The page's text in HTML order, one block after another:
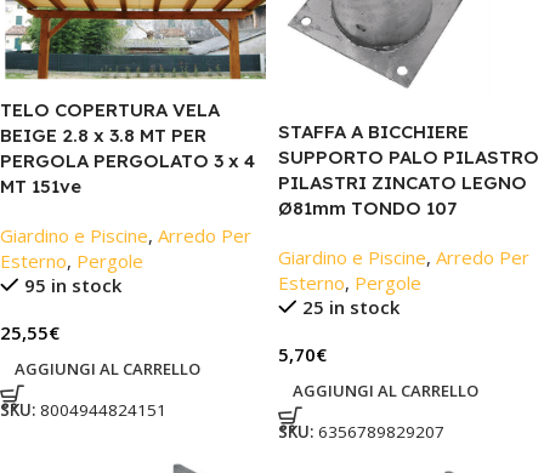
TELO COPERTURA VELA
BEIGE 2.8 x 3.8 MT PER
PERGOLA PERGOLATO 3 x 4
MT 151ve
Giardino e Piscine, Arredo Per
Esterno, Pergole
95 in stock
25,55€
AGGIUNGI AL CARRELLO
SKU: 8004944824151
STAFFA A BICCHIERE
SUPPORTO PALO PILASTRO
PILASTRI ZINCATO LEGNO
Ø81mm TONDO 107
Giardino e Piscine, Arredo Per
Esterno, Pergole
25 in stock
5,70€
AGGIUNGI AL CARRELLO
SKU: 6356789829207